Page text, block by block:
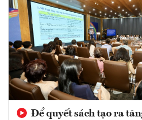
Để quyết sách tạo ra